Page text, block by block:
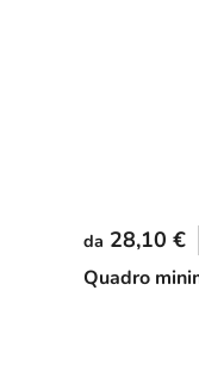
Quadro
da 28,10 €